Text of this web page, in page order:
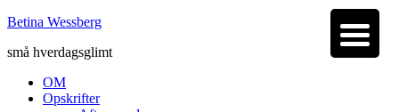
Betina Wessberg
små hverdagsglimt
OM
Opskrifter